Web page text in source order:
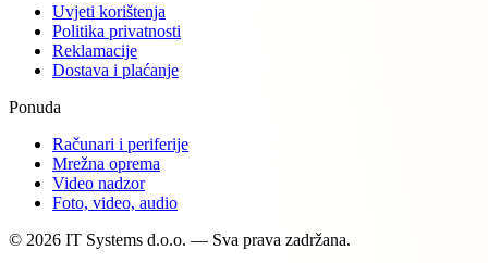
Uvjeti korištenja
Politika privatnosti
Reklamacije
Dostava i plaćanje
Ponuda
Računari i periferije
Mrežna oprema
Video nadzor
Foto, video, audio
© 2026 IT Systems d.o.o. — Sva prava zadržana.